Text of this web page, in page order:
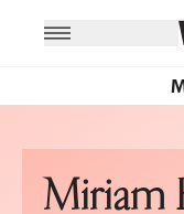
Miriam